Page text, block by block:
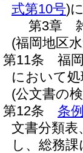
式第10号)
第3章
(福岡地区
第11条
福
において
(公文書の
第12条
条
文書分類
し、総務